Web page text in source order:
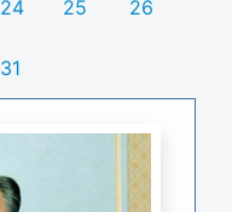
24 25 26
31